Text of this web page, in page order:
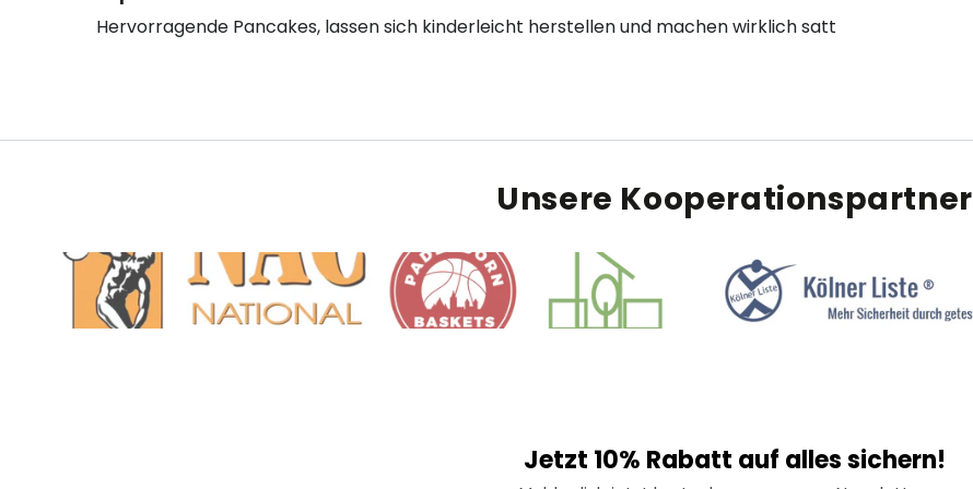
Hervorragende Pancakes, lassen sich kinderleicht herstellen und machen wirklich satt
Unsere Kooperationspartner
Jetzt 10% Rabatt auf alles sichern!